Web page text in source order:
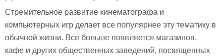
Стремительное развитие кинематографа и
компьютерных игр делает все популярнее эту тематику в
обычной жизни. Все больше появляется магазинов,
кафе и других общественных заведений, посвященных